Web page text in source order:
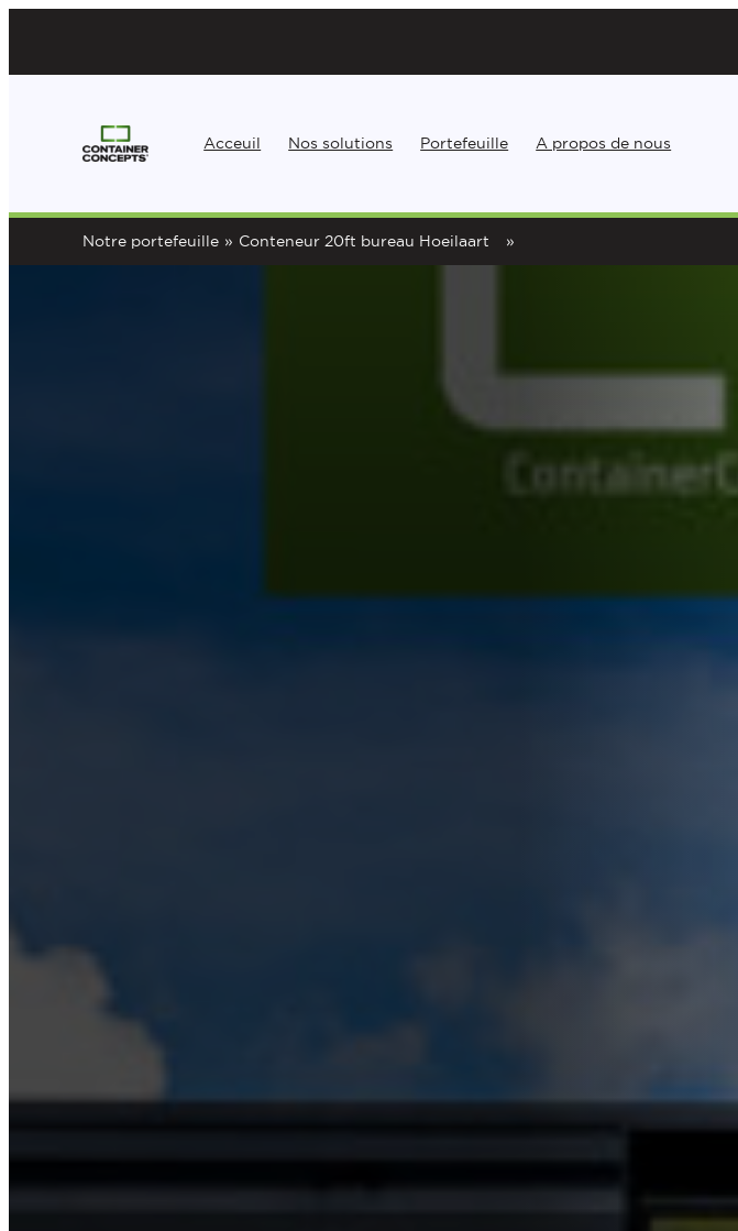
au
Acceuil Nos solutions Portefeuille A propos de nous
Notre portefeuille » Conteneur 20ft bureau Hoeilaart